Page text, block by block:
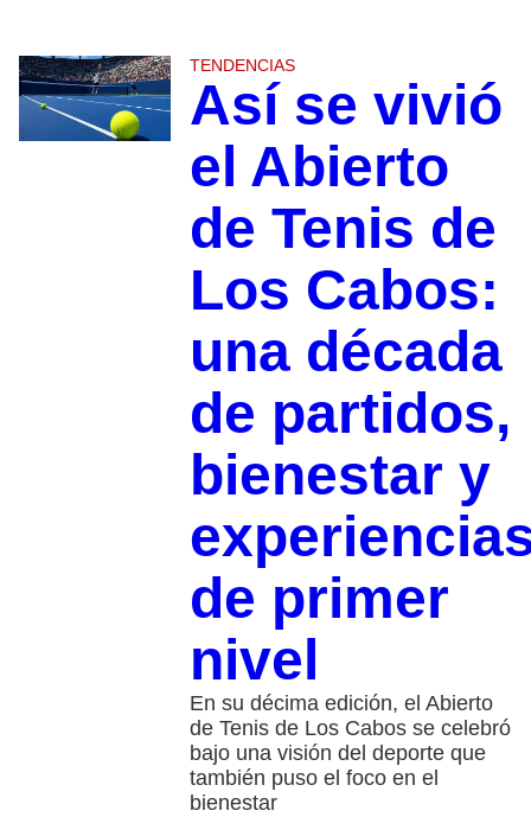
TENDENCIAS
Así se vivió
el Abierto
de Tenis de
Los Cabos:
una década
de partidos,
bienestar y
de primer
nivel
En su décima edición, el Abierto
de Tenis de Los Cabos se celebró
bajo una visión del deporte que
también puso el foco en el
bienestar